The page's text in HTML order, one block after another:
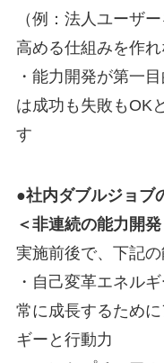
（例：法人ユーザ
高める仕組みを作れ
・能力開発が第一
は成功も失敗もOK
す
●社内ダブルジョブ
＜非連続の能力開発
実施前後で、下記の
・自己変革エネル
常に成長するため
ギーと行動力